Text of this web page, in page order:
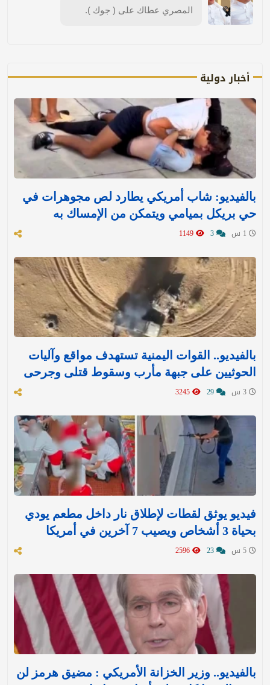
المصري عطاك على ( جوك ).
أخبار دولية
بالفيديو: شاب أمريكي يطارد لص مجوهرات في
حي بريكل بميامي ويتمكن من الإمساك به
بالفيديو.. القوات اليمنية تستهدف مواقع وآليات
الحوثيين على جبهة مأرب وسقوط قتلى وجرحى
فيديو يوثق لقطات لإطلاق نار داخل مطعم يودي
بحياة 3 أشخاص ويصيب 7 آخرين في أمريكا
بالفيديو.. وزير الخزانة الأمريكي : مضيق هرمز لن